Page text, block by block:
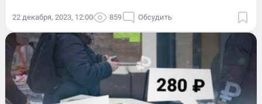
22 декабря, 2023, 12:00 859 Обсудить